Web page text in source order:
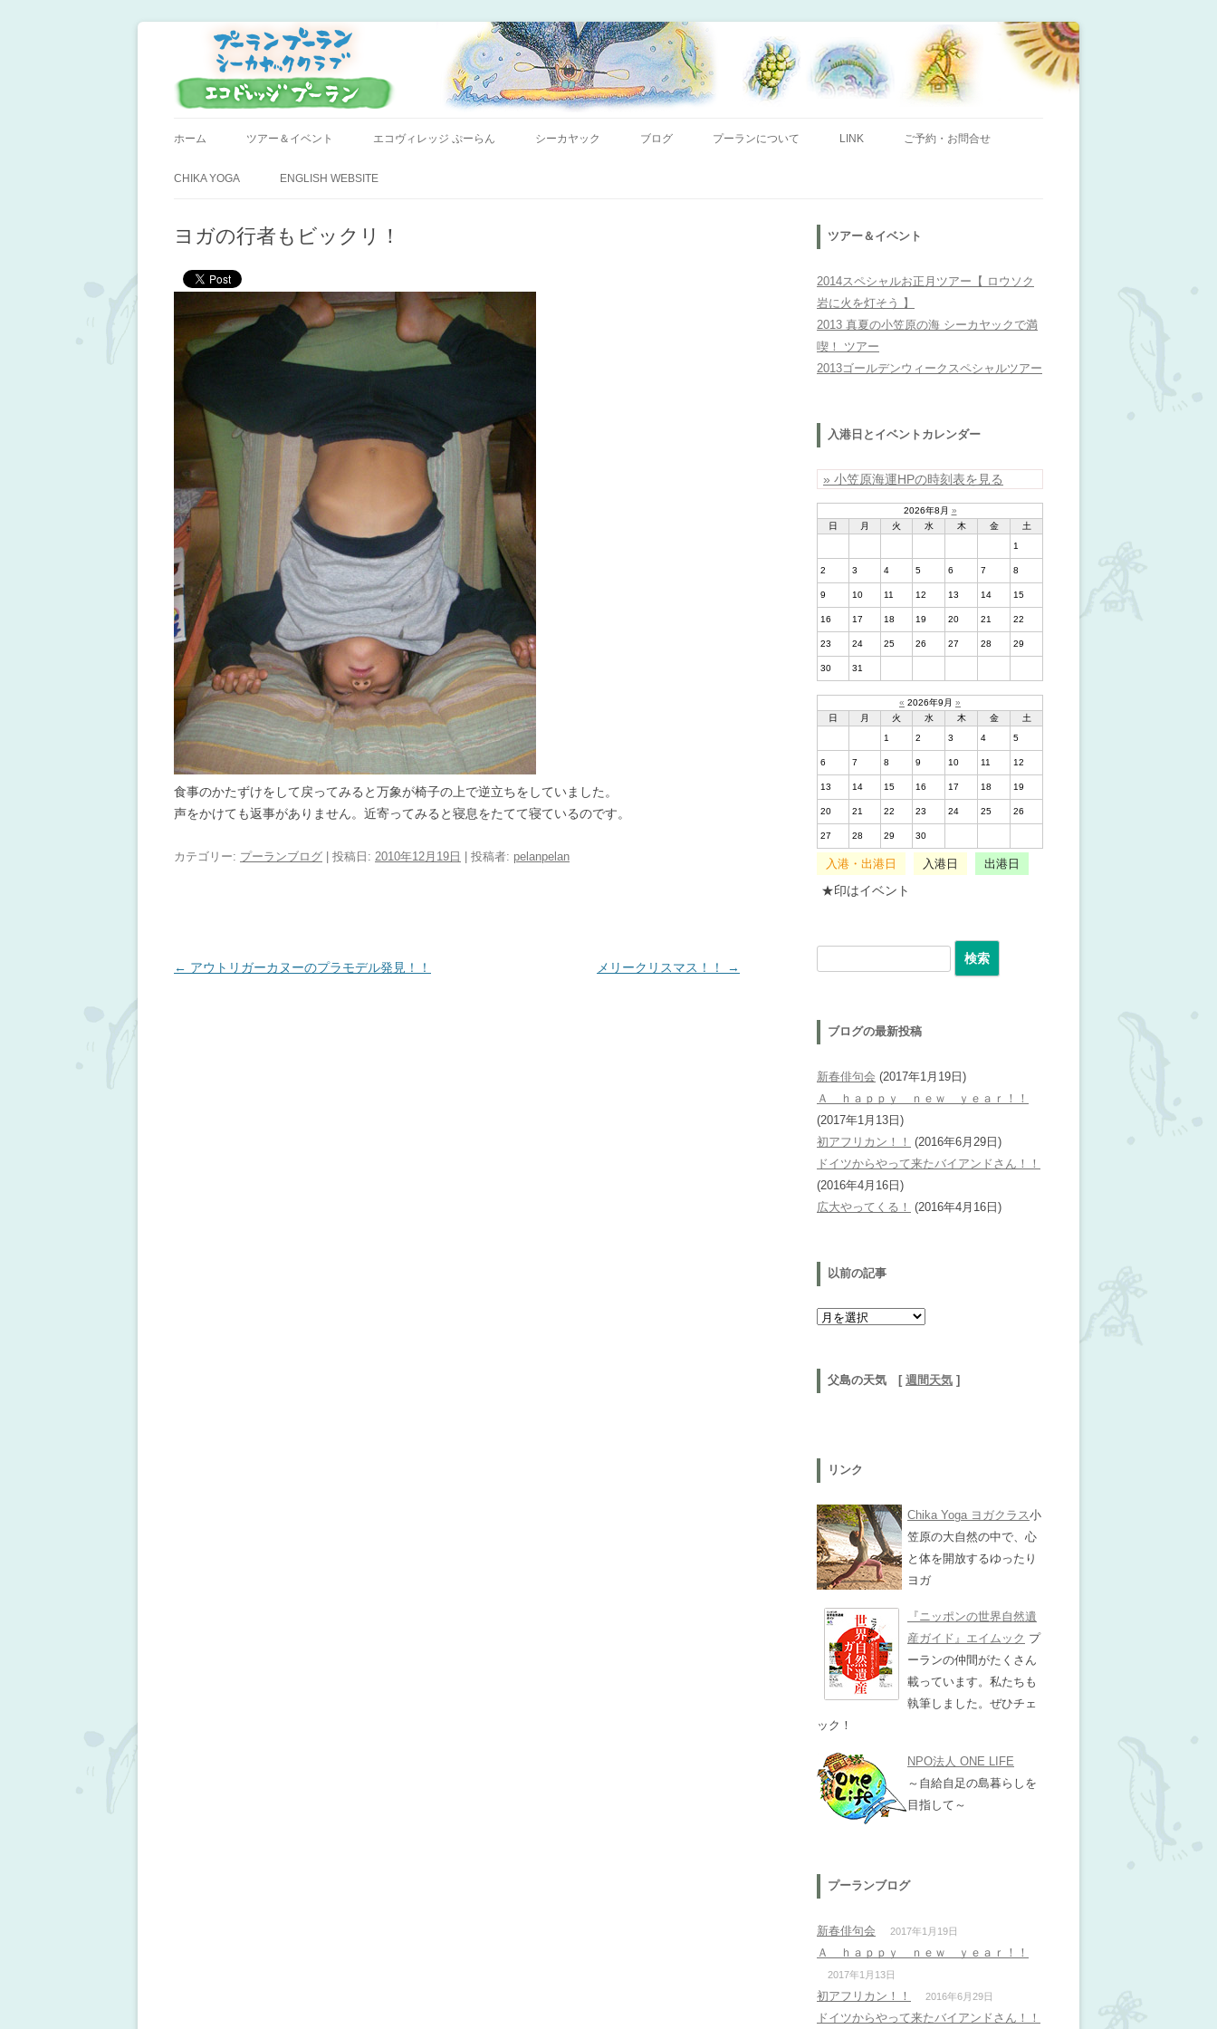
プーラン・プーラン｜小笠原父島 シーカヤック 宿
ホーム ツアー＆イベント エコヴィレッジ ぷーらん シーカヤック ブログ プーランについて LINK ご予約・お問合せ
CHIKA YOGA ENGLISH WEBSITE
ヨガの行者もビックリ！
食事のかたずけをして戻ってみると万象が椅子の上で逆立ちをしていました。
声をかけても返事がありません。近寄ってみると寝息をたてて寝ているのです。
カテゴリー: プーランブログ | 投稿日: 2010年12月19日 投稿者: pelanpelan
投稿ナビゲーション
← アウトリガーカヌーのプラモデル発見！！ メリークリスマス！！ →
ツアー＆イベント
2014スペシャルお正月ツアー【 ロウソク
岩に火を灯そう 】
2013 真夏の小笠原の海 シーカヤックで満
喫！ ツアー
2013ゴールデンウィークスペシャルツアー
入港日とイベントカレンダー
» 小笠原海運HPの時刻表を見る
2026年8月 »
日
月 火 水 木 金
土
1
2 3 4 5 6 7 8
9 10 11 12 13 14 15
16 17 18 19 20 21 22
23 24 25 26 27 28 29
30 31
« 2026年9月 »
日
月 火 水 木 金
土
1
2 3 4 5
6 7 8 9 10 11 12
13 14 15 16 17 18 19
20 21 22 23 24 25 26
27 28 29 30
入港・出港日 入港日 出港日
★印はイベント
検索:
ブログの最新投稿
新春俳句会 (2017年1月19日)
Ａ ｈａｐｐｙ ｎｅｗ ｙｅａｒ！！
(2017年1月13日)
初アフリカン！！
(2016年6月29日)
ドイツからやって来たバイアンドさん！！
(2016年4月16日)
広大やってくる！
(2016年4月16日)
以前の記事
以前の記事
父島の天気 [ 週間天気 ]
リンク
Chika Yoga ヨガクラス小
笠原の大自然の中で、心
と体を開放するゆったり
ヨガ
『ニッポンの世界自然遺
産ガイド』エイムック プ
ーランの仲間がたくさん
載っています。私たちも
執筆しました。ぜひチェ
ック！
NPO法人 ONE LIFE
～自給自足の島暮らしを
目指して～
プーランブログ
新春俳句会 2017年1月19日
Ａ ｈａｐｐｙ ｎｅｗ ｙｅａｒ！！
2017年1月13日
初アフリカン！！ 2016年6月29日
ドイツからやって来たバイアンドさん！！